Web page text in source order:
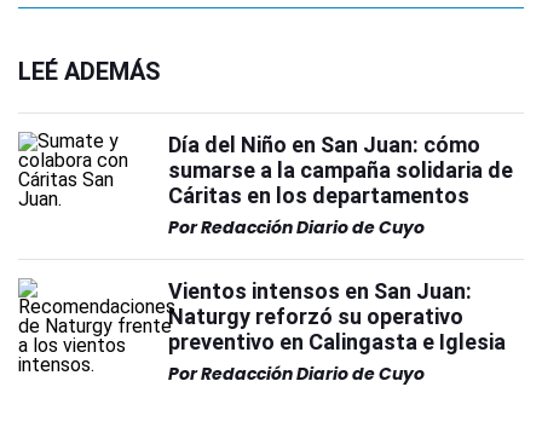
LEÉ ADEMÁS
Día del Niño en San Juan: cómo
sumarse a la campaña solidaria de
Cáritas en los departamentos
PorRedacción Diario de Cuyo
Vientos intensos en San Juan:
Naturgy reforzó su operativo
preventivo en Calingasta e Iglesia
PorRedacción Diario de Cuyo